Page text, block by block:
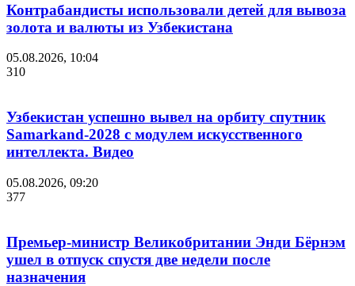
Контрабандисты использовали детей для вывоза
золота и валюты из Узбекистана
05.08.2026, 10:04
310
Узбекистан успешно вывел на орбиту спутник
Samarkand-2028 с модулем искусственного
интеллекта. Видео
05.08.2026, 09:20
377
Премьер-министр Великобритании Энди Бёрнэм
ушел в отпуск спустя две недели после
назначения